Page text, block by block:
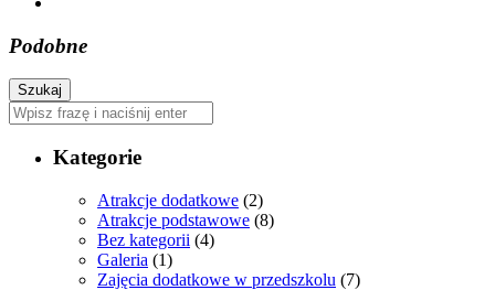
Podobne
Kategorie
Atrakcje dodatkowe (2)
Atrakcje podstawowe (8)
Bez kategorii (4)
Galeria (1)
Zajęcia dodatkowe w przedszkolu (7)